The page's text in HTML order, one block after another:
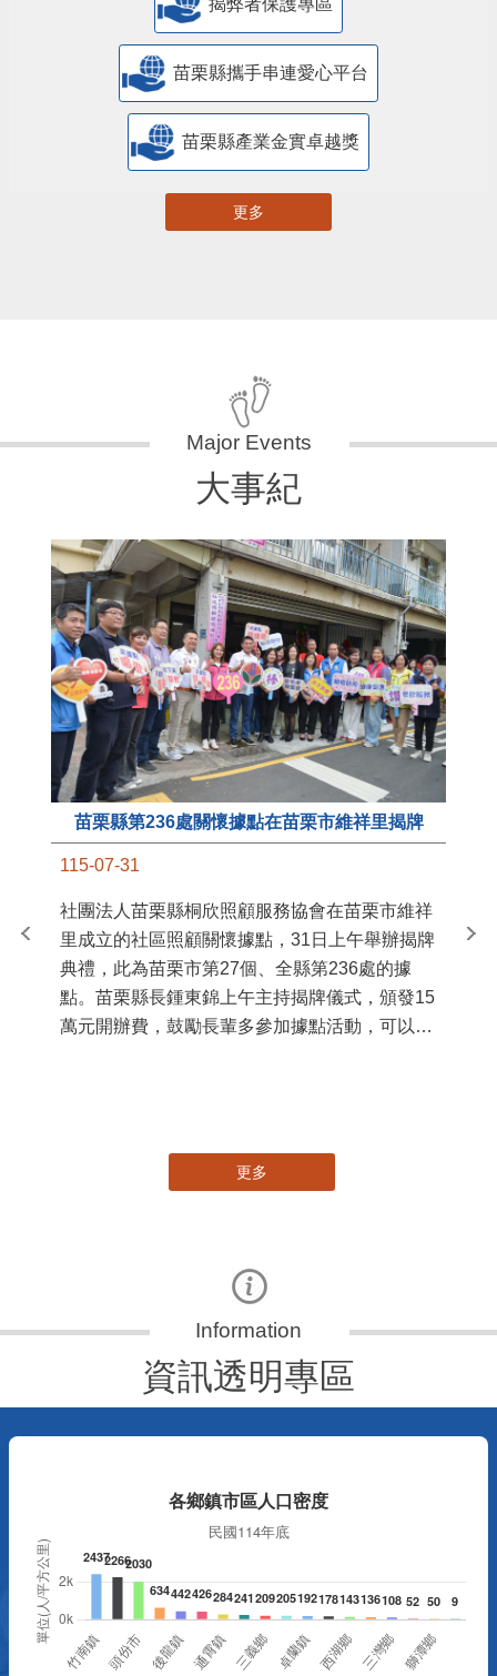
苗栗縣攜手串連愛心平台
苗栗縣產業金實卓越獎
更多
大事紀
苗栗縣第236處關懷據點在苗栗市維祥里揭牌
115-07-31
社團法人苗栗縣桐欣照顧服務協會在苗栗市維祥
里成立的社區照顧關懷據點，31日上午舉辦揭牌
典禮，此為苗栗市第27個、全縣第236處的據
點。苗栗縣長鍾東錦上午主持揭牌儀式，頒發15
萬元開辦費，鼓勵長輩多參加據點活動，可以更
苗
更多
資訊透明專區